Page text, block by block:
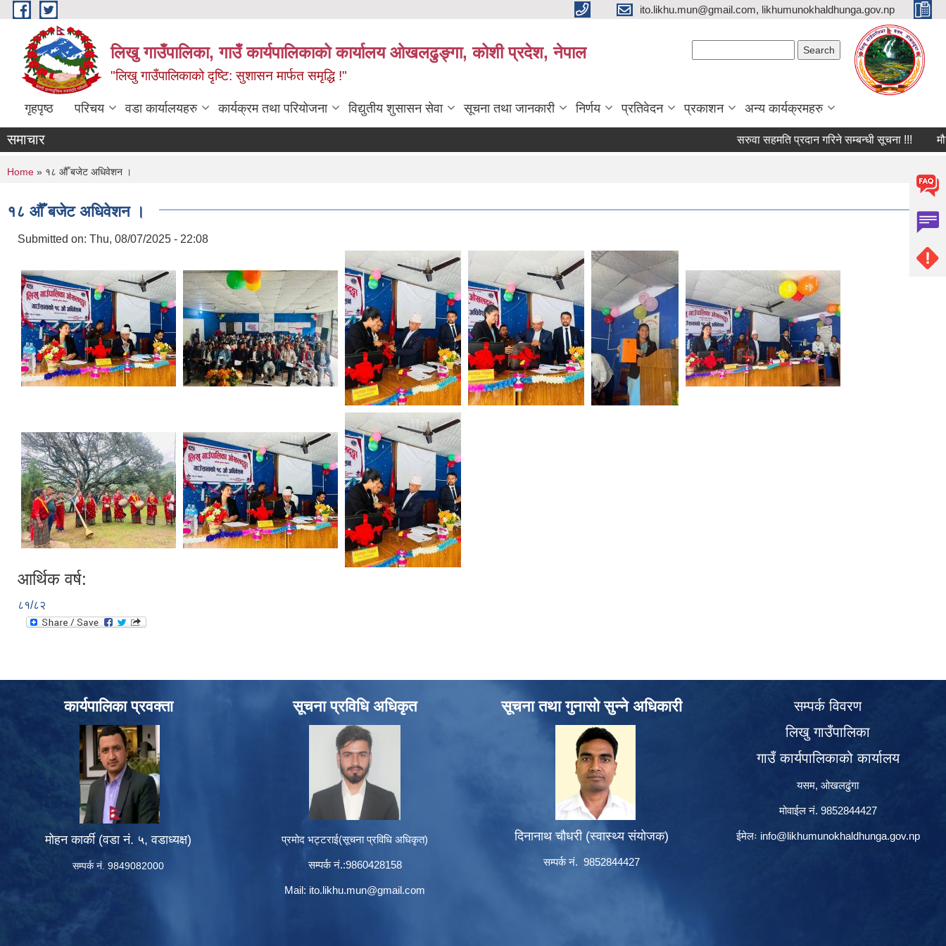
Skip to main content ito.likhu.mun@gmail.com, likhumunokhaldhunga.gov.np
लिखु गाउँपालिका, गाउँ कार्यपालिकाको कार्यालय ओखलढुङ्गा, कोशी प्रदेश, नेपाल
"लिखु गाउँपालिकाको दृष्टि: सुशासन मार्फत समृद्धि !"
गृहपृष्ठ परिचय वडा कार्यालयहरु कार्यक्रम तथा परियोजना विद्युतीय शुसासन सेवा सूचना तथा जानकारी निर्णय प्रतिवेदन प्रकाशन अन्य कार्यक्रमहरु
समाचार सरुवा सहमति प्रदान गरिने सम्बन्धी सूचना !!!
You are here
Home » १८ औँ बजेट अधिवेशन ।
१८ औँ बजेट अधिवेशन ।
Submitted on: Thu, 08/07/2025 - 22:08
आर्थिक वर्ष:
८१/८२
कार्यपालिका प्रवक्ता
मोहन कार्की (वडा नं. ५, वडाध्यक्ष)
सम्पर्क नं. 9849082000
सूचना प्रविधि अधिकृत
प्रमोद भट्टराई(सूचना प्रविधि अधिकृत)
सम्पर्क नं.:9860428158
Mail: ito.likhu.mun@gmail.com
सूचना तथा गुनासो सुन्ने अधिकारी
दिनानाथ चौधरी (स्वास्थ्य संयोजक)
सम्पर्क नं. 9852844427
सम्पर्क विवरण
लिखु गाउँपालिका
गाउँ कार्यपालिकाको कार्यालय
यसम, ओखलढुंगा
मोवाईल नं. 9852844427
ईमेलः info@likhumunokhaldhunga.gov.np